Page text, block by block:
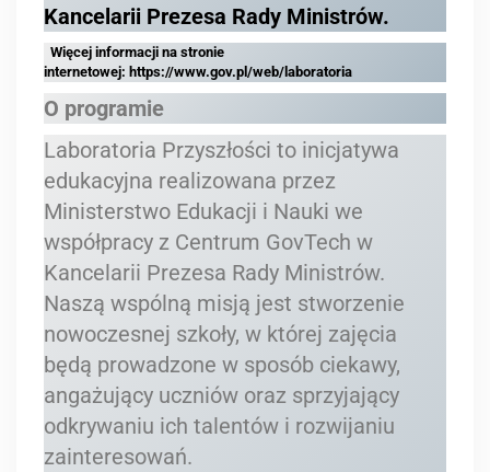
Kancelarii Prezesa Rady Ministrów.
Więcej informacji na stronie
internetowej: https://www.gov.pl/web/laboratoria
O programie
Laboratoria Przyszłości to inicjatywa
edukacyjna realizowana przez
Ministerstwo Edukacji i Nauki we
współpracy z Centrum GovTech w
Kancelarii Prezesa Rady Ministrów.
Naszą wspólną misją jest stworzenie
nowoczesnej szkoły, w której zajęcia
będą prowadzone w sposób ciekawy,
angażujący uczniów oraz sprzyjający
odkrywaniu ich talentów i rozwijaniu
zainteresowań.